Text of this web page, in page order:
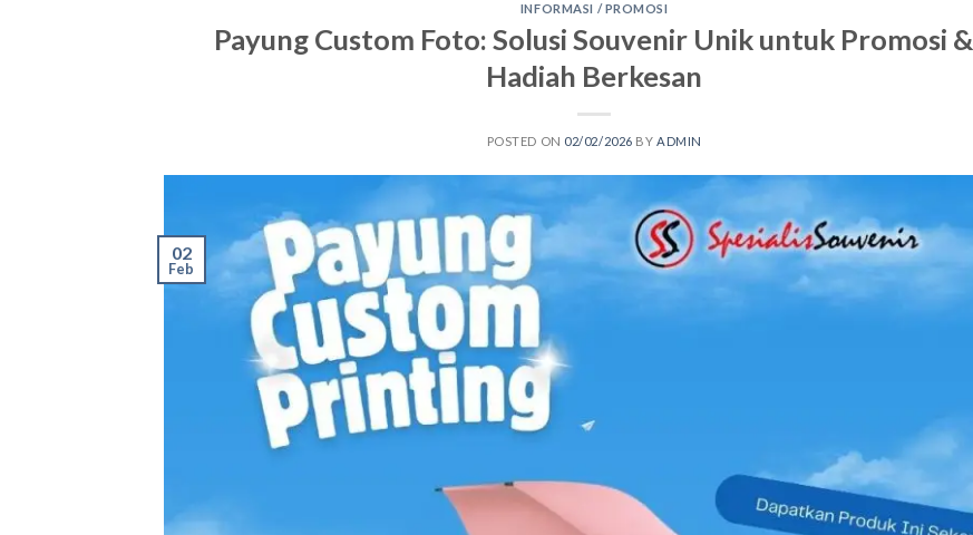
INFORMASI / PROMOSI
Payung Custom Foto: Solusi Souvenir Unik untuk Promosi &
Hadiah Berkesan
POSTED ON 02/02/2026 BYADMIN
02
Feb